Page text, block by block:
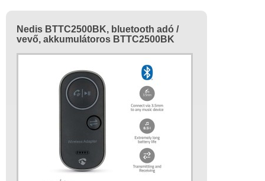
Nedis BTTC2500BK, bluetooth adó /
vevő, akkumulátoros BTTC2500BK